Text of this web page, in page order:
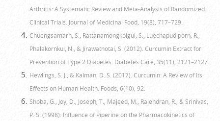
Arthritis: A Systematic Review and Meta-Analysis of Randomized
Clinical Trials. Journal of Medicinal Food, 19(8), 717–729.
Chuengsamarn, S., Rattanamongkolgul, S., Luechapudiporn, R.,
Phalakornkul, N., & Jirawatnotai, S. (2012). Curcumin Extract for
Prevention of Type 2 Diabetes. Diabetes Care, 35(11), 2121–2127.
Hewlings, S. J., & Kalman, D. S. (2017). Curcumin: A Review of Its
Effects on Human Health. Foods, 6(10), 92.
Shoba, G., Joy, D., Joseph, T., Majeed, M., Rajendran, R., & Srinivas,
P. S. (1998). Influence of Piperine on the Pharmacokinetics of